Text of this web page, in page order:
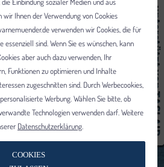
Ihnen der Verwendung von Cookies
verwenden wir Cookies, die für
essenziell sind. Wenn Sie es wünschen, kann
aber auch dazu verwenden, Ihr
Funktionen zu optimieren und Inhalte
zugeschnitten sind. Durch Werbecookies,
Werbung. Wählen Sie bitte, ob
Technologien verwenden darf. Weitere
Datenschutzerklärung
COOKIES